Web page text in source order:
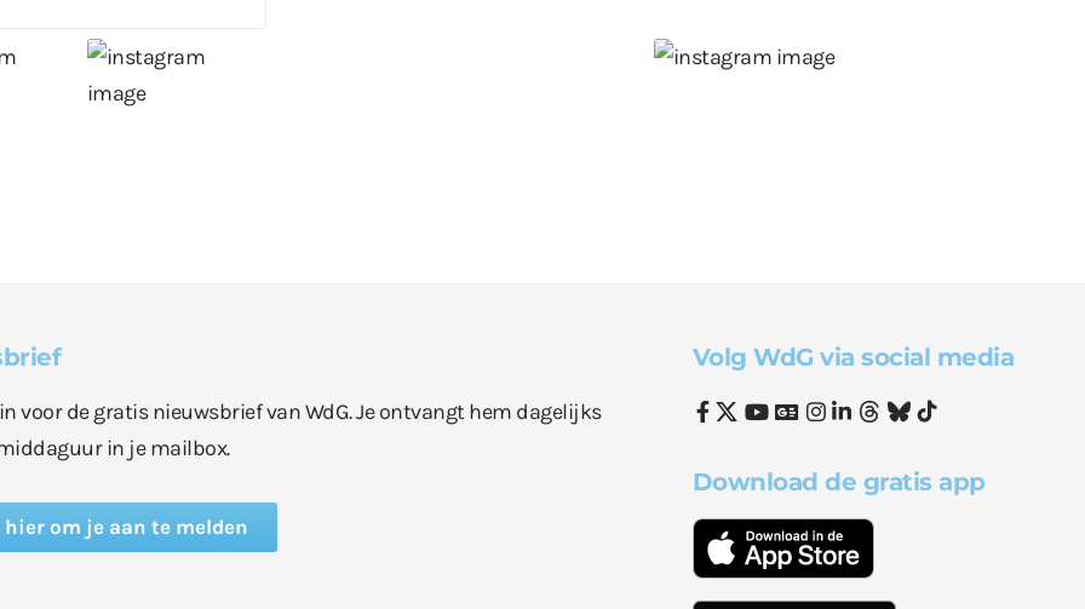
voor de gratis nieuwsbrief van WdG. Je ontvangt hem dagelijks
in je mailbox.
om je aan te melden
Volg WdG via social media
Download de gratis app